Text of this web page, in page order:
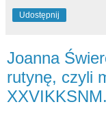
Udostępnij
Joanna
rutynę, czyli
XXVIKKSNM.